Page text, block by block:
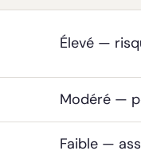
Élevé —
Modéré —
Faible —